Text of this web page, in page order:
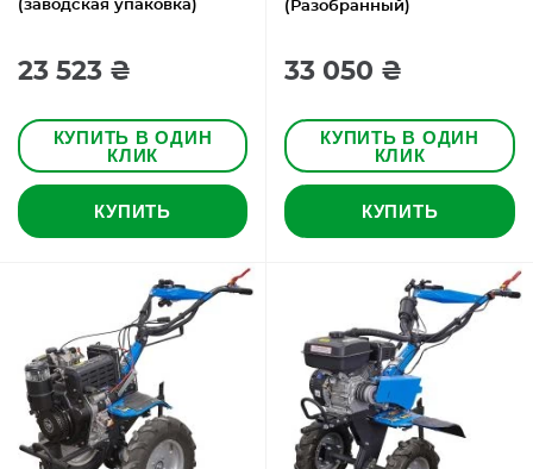
(заводская упаковка)
23 523 ₴
КУПИТЬ В ОДИН
КЛИК
КУПИТЬ
(Разобранный)
33 050 ₴
КУПИТЬ В ОДИН
КЛИК
КУПИТЬ